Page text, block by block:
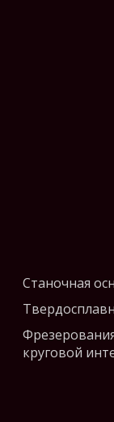
Станочная
круговой